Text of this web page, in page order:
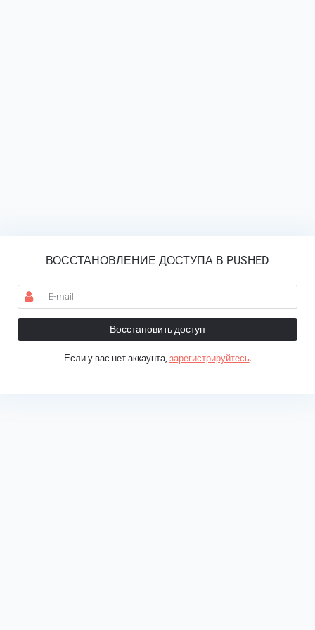
ВОССТАНОВЛЕНИЕ ДОСТУПА В PUSHED
Восстановить доступ
Если у вас нет аккаунта, зарегистрируйтесь.